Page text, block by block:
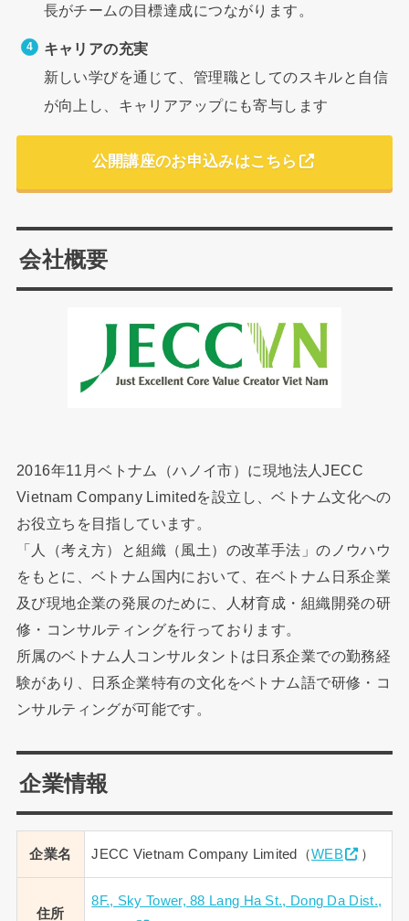
長がチームの目標達成につながります。
キャリアの充実
新しい学びを通じて、管理職としてのスキルと自信
が向上し、キャリアアップにも寄与します
公開講座のお申込みはこちら
会社概要
2016年11月ベトナム（ハノイ市）に現地法人JECC
Vietnam Company Limitedを設立し、ベトナム文化への
お役立ちを目指しています。
「人（考え方）と組織（風土）の改革手法」のノウハウ
をもとに、ベトナム国内において、在ベトナム日系企業
及び現地企業の発展のために、人材育成・組織開発の研
修・コンサルティングを行っております。
所属のベトナム人コンサルタントは日系企業での勤務経
験があり、日系企業特有の文化をベトナム語で研修・コ
ンサルティングが可能です。
企業情報
企業名 JECC Vietnam Company Limited（WEB ）
住所
8F., Sky Tower, 88 Lang Ha St., Dong Da Dist.,